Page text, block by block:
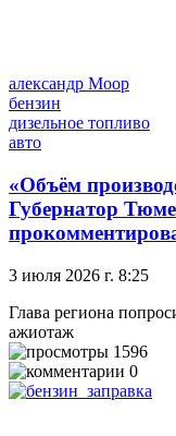
александр Моор
бензин
дизельное топливо
авто
«Объём
Губернатор
3 июля 2026 г. 8:25
Глава региона
ажиотаж
1596
0